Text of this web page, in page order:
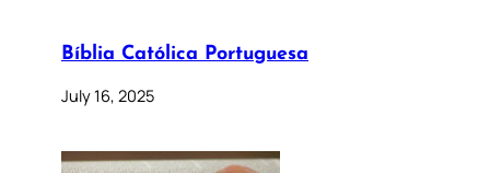
Bíblia Católica Portuguesa
July 16, 2025